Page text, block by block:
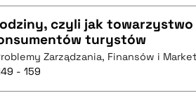
TEKST
czyli jak
turystów
Zarządzania, Finansów i
- 159